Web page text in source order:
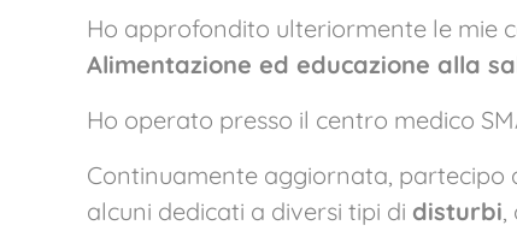
Ho approfondito ulteriormente le mie
Alimentazione ed educazione alla
Ho operato presso il centro medico
Continuamente aggiornata, partecipo
alcuni dedicati a diversi tipi di disturbi,